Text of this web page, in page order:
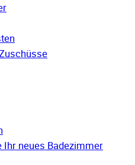
Ihr neues Badezimmer